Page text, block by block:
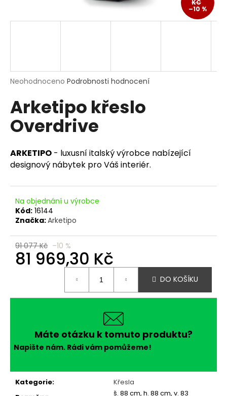
Průměrné
produktu
je
0,0
z
hvězdiček.
Neohodnoceno Podrobnosti hodnocení
Arketipo křeslo
Overdrive
ARKETIPO - luxusní italský výrobce nabízející
designový nábytek pro Váš interiér.
Na objednání u výrobce
Kód: 16144
Značka:Arketipo
91 077 Kč –10 %
81 969,30 Kč
DO KOŠÍKU
Máte otázku k tomuto produktu?
Napište nám. Rádi vám pomůžeme!
Kategorie:
Křesla
š. 88 cm, h. 88 cm, v. 83
KČ
–10 %
j
D
p
o
u
u